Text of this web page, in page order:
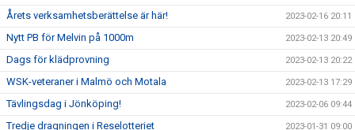
Årets verksamhetsberättelse är här! 2023-02-16 20:11
Nytt PB för Melvin på 1000m 2023-02-13 20:49
Dags för klädprovning 2023-02-13 20:22
WSK-veteraner i Malmö och Motala 2023-02-13 17:29
Tävlingsdag i Jönköping! 2023-02-06 09:44
Tredje dragningen i Reselotteriet 2023-01-31 09:00